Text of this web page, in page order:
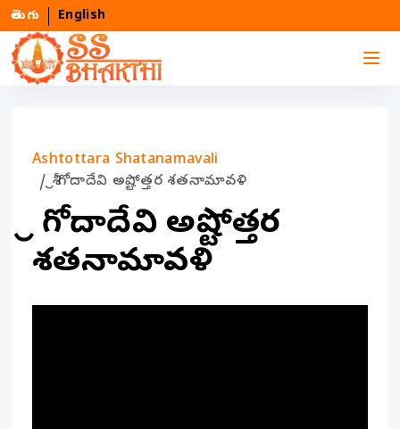
తెలుగు English
Ashtottara Shatanamavali
శ్రీ గోదాదేవి అష్టోత్తర శతనామావళి
శ్రీ గోదాదేవి అష్టోత్తర
శతనామావళి